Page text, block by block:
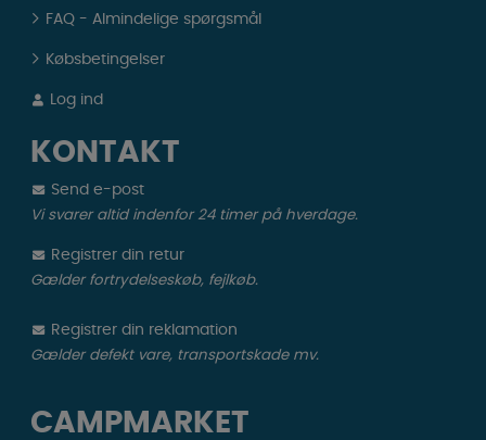
FAQ - Almindelige spørgsmål
Købsbetingelser
Log ind
KONTAKT
Send e-post
Vi svarer altid indenfor 24 timer på hverdage.
Registrer din retur
Gælder fortrydelseskøb, fejlkøb.
Registrer din reklamation
Gælder defekt vare, transportskade mv.
CAMPMARKET